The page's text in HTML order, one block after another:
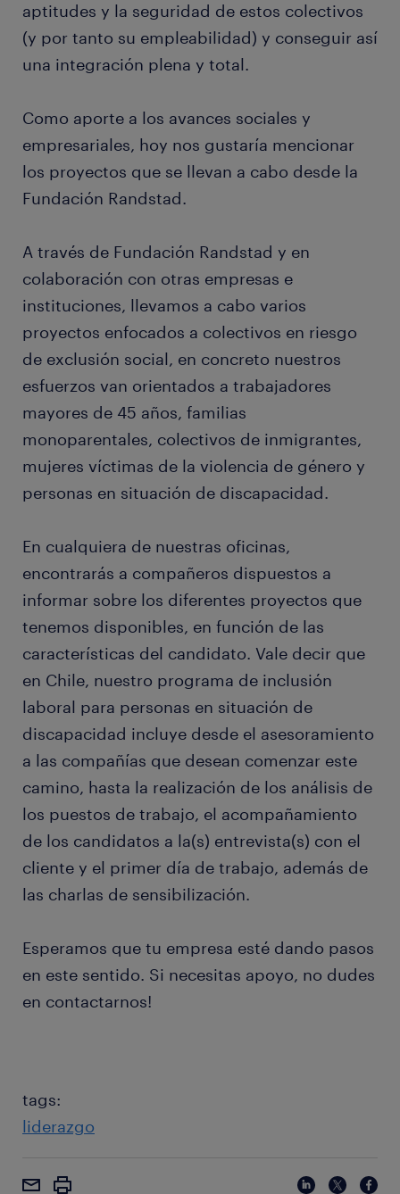
aptitudes y la seguridad de estos colectivos
(y por tanto su empleabilidad) y conseguir así
una integración plena y total.
Como aporte a los avances sociales y
empresariales, hoy nos gustaría mencionar
los proyectos que se llevan a cabo desde la
Fundación Randstad.
A través de Fundación Randstad y en
colaboración con otras empresas e
instituciones​, llevamos a cabo varios
proyectos enfocados a colectivos en riesgo
de exclusión social, en concreto nuestros
esfuerzos van orientados a trabajadores
mayores de 45 años, familias
monoparentales, colectivos de inmigrantes,
mujeres víctimas de la violencia de género y
personas en situación de discapacidad.
En cualquiera de nuestras oficinas,
encontrarás a compañeros dispuestos a
informar sobre los diferentes proyectos que
tenemos disponibles, en función de las
características del candidato. Vale decir que
en Chile, nuestro programa de inclusión
laboral para personas en situación de
discapacidad incluye desde el asesoramiento
a las compañías que desean comenzar este
camino, hasta la realización de los análisis de
los puestos de trabajo, el acompañamiento
de los candidatos a la(s) entrevista(s) con el
cliente y el primer día de trabajo, además de
las charlas de sensibilización.
Esperamos que tu empresa esté dando pasos
en este sentido. Si necesitas apoyo, no dudes
en contactarnos!
tags:
liderazgo